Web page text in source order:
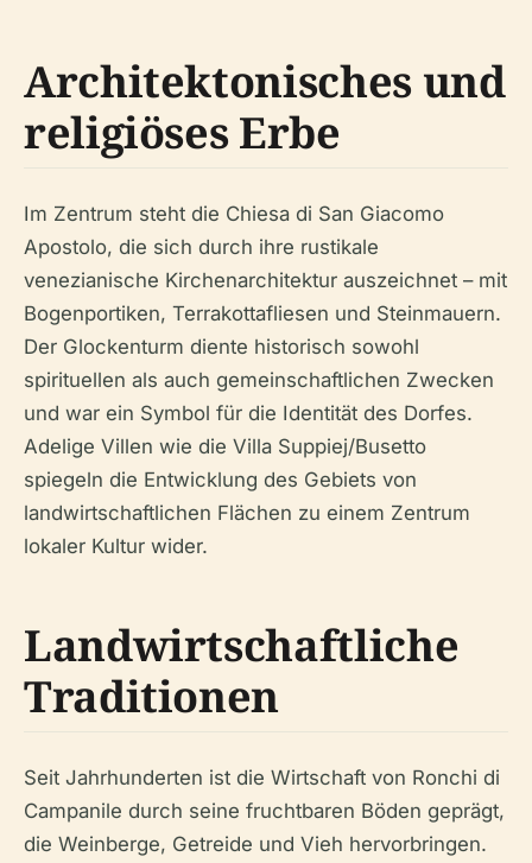
Architektonisches und
religiöses Erbe
Im Zentrum steht die Chiesa di San Giacomo
Apostolo, die sich durch ihre rustikale
venezianische Kirchenarchitektur auszeichnet – mit
Bogenportiken, Terrakottafliesen und Steinmauern.
Der Glockenturm diente historisch sowohl
spirituellen als auch gemeinschaftlichen Zwecken
und war ein Symbol für die Identität des Dorfes.
Adelige Villen wie die Villa Suppiej/Busetto
spiegeln die Entwicklung des Gebiets von
landwirtschaftlichen Flächen zu einem Zentrum
lokaler Kultur wider.
Landwirtschaftliche
Traditionen
Seit Jahrhunderten ist die Wirtschaft von Ronchi di
Campanile durch seine fruchtbaren Böden geprägt,
die Weinberge, Getreide und Vieh hervorbringen.